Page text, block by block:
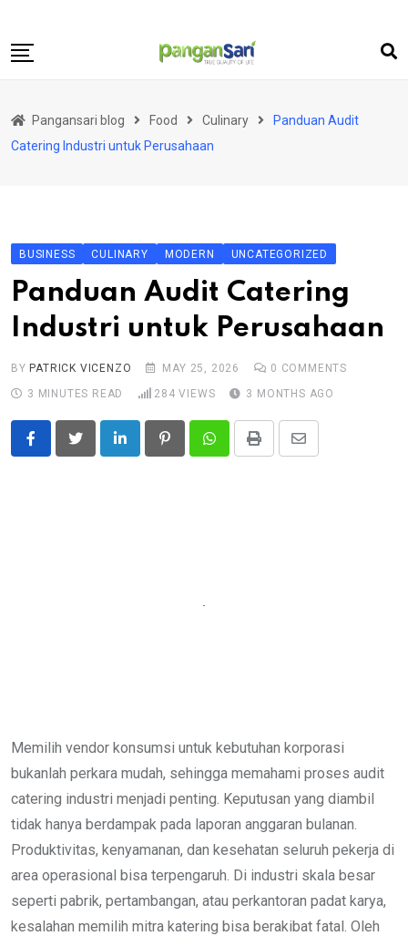
to
Food
Business
Science and Technology
Pangansari blog Food Culinary
Panduan Audit
Catering Industri untuk Perusahaan
BUSINESS CULINARY MODERN UNCATEGORIZED
Panduan Audit Catering
Industri untuk Perusahaan
BY PATRICK VICENZO MAY 25, 2026 0 COMMENTS
3 MINUTES READ
284 VIEWS 3 MONTHS AGO
LinkedIn PinterestWhatsappPrint
Share
Memilih vendor konsumsi untuk kebutuhan korporasi
bukanlah perkara mudah, sehingga memahami proses audit
catering industri menjadi penting. Keputusan yang diambil
tidak hanya berdampak pada laporan anggaran bulanan.
Produktivitas, kenyamanan, dan kesehatan seluruh pekerja di
area operasional bisa terpengaruh. Di industri skala besar
seperti pabrik, pertambangan, atau perkantoran padat karya,
kesalahan memilih mitra katering bisa berakibat fatal. Oleh